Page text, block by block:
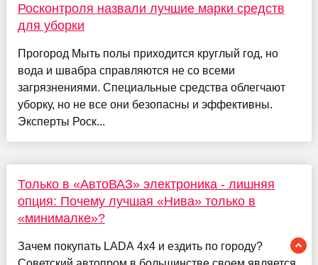
Росконтроля назвали лучшие марки средств
для уборки
Прогород Мыть полы приходится круглый год, но
вода и швабра справляются не со всеми
загрязнениями. Специальные средства облегчают
уборку, но не все они безопасны и эффективны.
Эксперты Роск...
Только в «АвтоВАЗ» электроника - лишняя
опция: Почему лучшая «Нива» только в
«минималке»?
Зачем покупать LADA 4x4 и ездить по городу?